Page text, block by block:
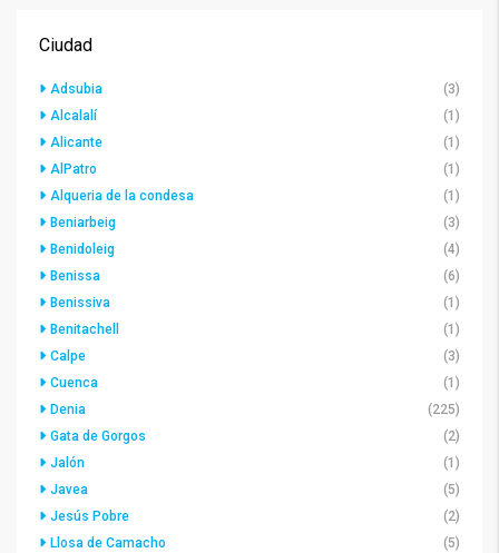
Ciudad
Adsubia
(3)
Alcalalí
(1)
Alicante
(1)
AlPatro
(1)
Alqueria de la condesa
(1)
Beniarbeig
(3)
Benidoleig
(4)
Benissa
(6)
Benissiva
(1)
Benitachell
(1)
Calpe
(3)
Cuenca
(1)
Denia
(225)
Gata de Gorgos
(2)
Jalón
(1)
Javea
(5)
Jesús Pobre
(2)
Llosa de Camacho
(5)